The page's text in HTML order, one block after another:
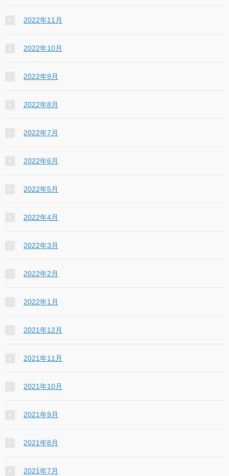
2022年11月
2022年10月
2022年9月
2022年8月
2022年7月
2022年6月
2022年5月
2022年4月
2022年3月
2022年2月
2022年1月
2021年12月
2021年11月
2021年10月
2021年9月
2021年8月
2021年7月